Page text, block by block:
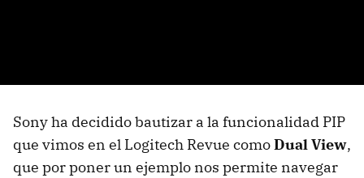
Sony ha decidido bautizar a la funcionalidad PIP
que vimos en el Logitech Revue comoDual View,
que por poner un ejemplo nos permite navegar